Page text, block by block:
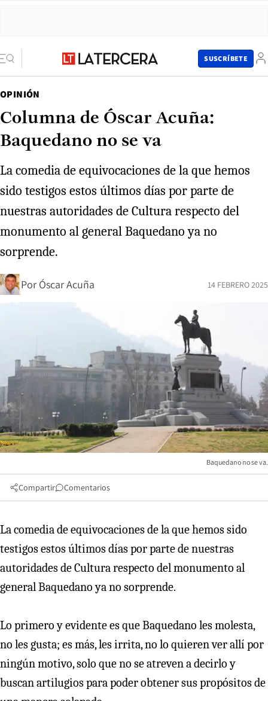
SUSCRÍBETE
OPINIÓN
Columna de Óscar Acuña:
Baquedano no se va
La comedia de equivocaciones de la que hemos
sido testigos estos últimos días por parte de
nuestras autoridades de Cultura respecto del
monumento al general Baquedano ya no
sorprende.
Por Óscar Acuña 14 FEBRERO 2025
Baquedano no se va.
Compartir Comentarios
La comedia de equivocaciones de la que hemos sido
testigos estos últimos días por parte de nuestras
autoridades de Cultura respecto del monumento al
general Baquedano ya no sorprende.
Lo primero y evidente es que Baquedano les molesta,
no les gusta; es más, les irrita, no lo quieren ver allí por
ningún motivo, solo que no se atreven a decirlo y
buscan artilugios para poder obtener sus propósitos de